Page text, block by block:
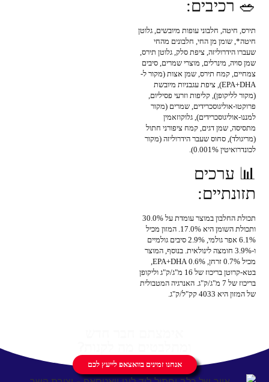
🥗 רכיבים:
תירס, חיטה, חלבוני עופות מיובשים, גלוטן
חיטה*, שומן מן החי, חלבונים מהחי
שעברו הידרוליזה, ציפת סלק, גלוטן תירס,
שמן סויה, מינרלים, מוצרי שמרים, סיבים
צמחיים, קמח תירס, שמן אצות (מקור ל-
EPA+DHA), ציפת עגבניות מיובשת
(מקור לליקופן), קליפות וזרעי פסיליום,
פרוקטו-אוליגוסכרידים, שמרים (מקור
למננו-אוליגוסכרידים), גלוקוזאמין
מתסיסה, שמן דגים, קמח ציפורני חתול
(מריגולד), סחוס שעבר הידרוליזה (מקור
לכונדרואיטין 0.001%).
📊 ערכים
תזונתיים:
תכולת החלבון במוצר עומדת על 30.0%
ותכולת השומן היא 17.0%. המזון מכיל
6.1% אפר גולמי, 2.9% סיבים גולמיים
ו-3.9% חומצה לינולאית. בנוסף, המוצר
מכיל 0.7% זרחן, 0.6% EPA+DHA,
בטא-קרוטן בריכוז של 16 מ"ג/ק"ג וליקופן
בריכוז של 7 מ"ג/ק"ג. האנרגיה המטבולית
של המזון היא 4033 קק"ל/ק"ג.
אנחנו זמינים בוואצאפ לייעץ לכם